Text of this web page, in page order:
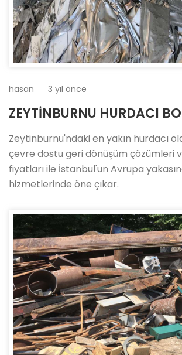
hasan 3 yıl önce
ZEYTİNBURNU HURDACI
Zeytinburnu'ndaki en yakın hurdacı
çevre dostu geri dönüşüm çözümleri
fiyatları ile İstanbul'un Avrupa
hizmetlerinde öne çıkar.